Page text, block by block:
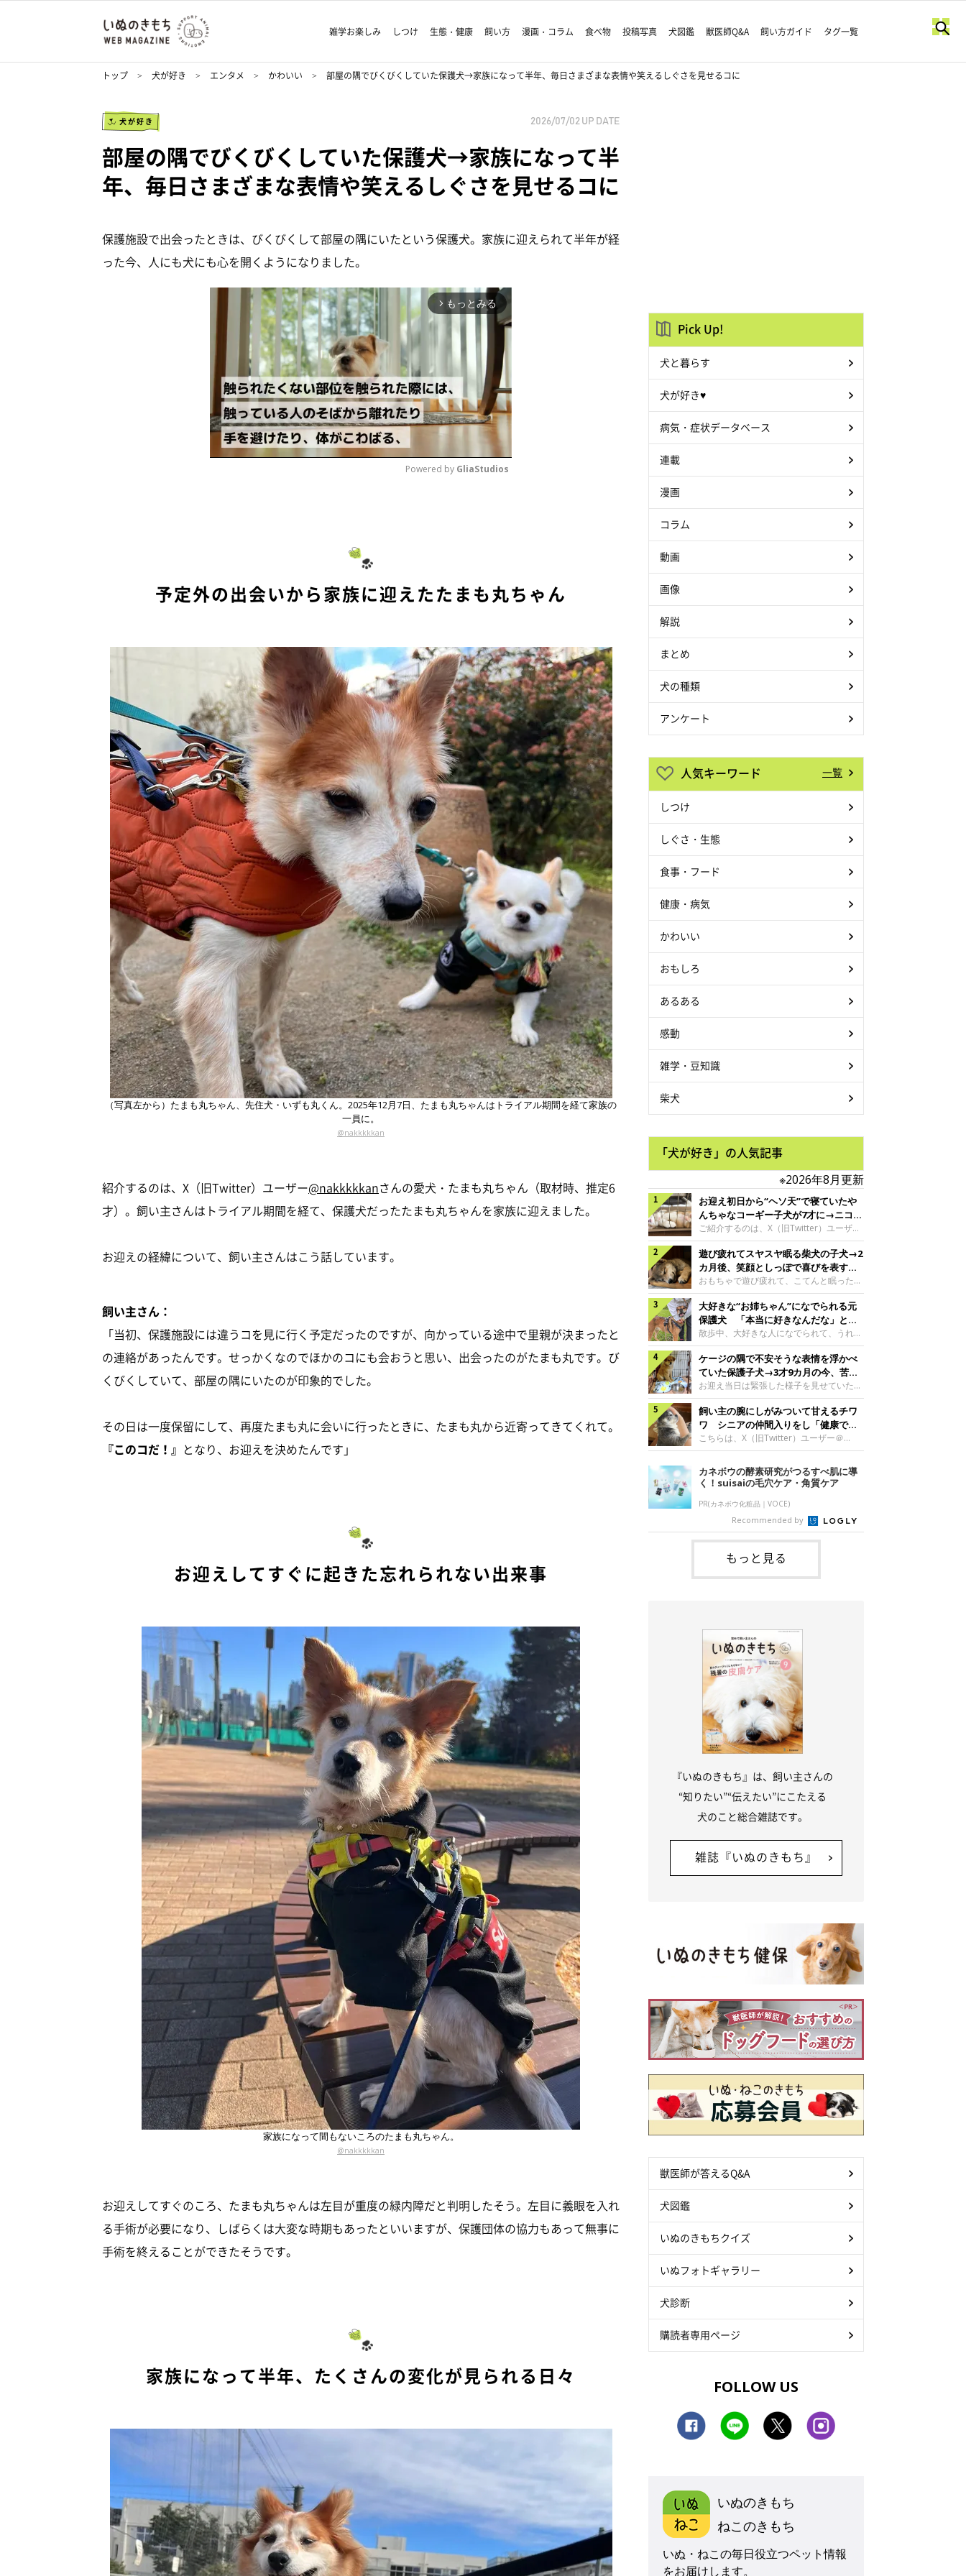
雑学お楽しみ しつけ 生態・健康 飼い方 漫画・コラム 食べ物 投稿写真 犬図鑑 獣医師Q&A 飼い方ガイド タグ一覧
トップ 犬が好き エンタメ かわいい 部屋の隅でびくびくしていた保護犬→家族になって半年、毎日さまざまな表情や笑えるしぐさを見せるコに
犬が好き 2026/07/02 UP DATE
部屋の隅でびくびくしていた保護犬→家族になって半
年、毎日さまざまな表情や笑えるしぐさを見せるコに
保護施設で出会ったときは、びくびくして部屋の隅にいたという保護犬。家族に迎えられて半年が経
った今、人にも犬にも心を開くようになりました。
arrow_forward_ios もっとみる
Powered by GliaStudios
予定外の出会いから家族に迎えたたまも丸ちゃん
（写真左から）たまも丸ちゃん、先住犬・いずも丸くん。2025年12月7日、たまも丸ちゃんはトライアル期間を経て家族の
一員に。
@nakkkkkan
紹介するのは、X（旧Twitter）ユーザー@nakkkkkanさんの愛犬・たまも丸ちゃん（取材時、推定6
才）。飼い主さんはトライアル期間を経て、保護犬だったたまも丸ちゃんを家族に迎えました。
お迎えの経緯について、飼い主さんはこう話しています。
飼い主さん：
「当初、保護施設には違うコを見に行く予定だったのですが、向かっている途中で里親が決まったと
の連絡があったんです。せっかくなのでほかのコにも会おうと思い、出会ったのがたまも丸です。び
くびくしていて、部屋の隅にいたのが印象的でした。
その日は一度保留にして、再度たまも丸に会いに行ったときに、たまも丸から近寄ってきてくれて。
『このコだ！』 となり、お迎えを決めたんです」
お迎えしてすぐに起きた忘れられない出来事
家族になって間もないころのたまも丸ちゃん。
@nakkkkkan
お迎えしてすぐのころ、たまも丸ちゃんは左目が重度の緑内障だと判明したそう。左目に義眼を入れ
る手術が必要になり、しばらくは大変な時期もあったといいますが、保護団体の協力もあって無事に
手術を終えることができたそうです。
家族になって半年、たくさんの変化が見られる日々
Pick Up!
犬と暮らす
犬が好き♥
病気・症状データベース
連載
漫画
コラム
動画
画像
解説
まとめ
犬の種類
アンケート
人気キーワード 一覧
しつけ
しぐさ・生態
食事・フード
健康・病気
かわいい
おもしろ
あるある
感動
雑学・豆知識
柴犬
「犬が好き」の人気記事
※2026年8月更新
お迎え初日から“ヘソ天”で寝ていたや
んちゃなコーギー子犬が7才に→ニコニ
コ“コーギースマイル”が魅力のコに成
長！
ご紹介するのは、X（旧Twitter）ユーザー
＠Kus1oKg2vsgdWS2さんの愛犬でウェル
シュ・コーギー・ペンブロークの神楽ちゃ
ん。今年の8月で7才になるという神楽ちゃ
んですが、いったいどんな子犬時代を過ご
したのでしょうか。今回は、神楽ちゃんの
成長を飼い主さんと振り返ります！神楽ち
ゃんの成長について聞いた！お迎えから数
日後の神楽ちゃん（撮影時生後2カ月）＠
Kus1oKg2vsgdWS2――お迎え当初の神楽
ちゃんの様子について教えてください。飼
い主さん： 「お迎え当日から“ヘソ天”で寝
るようなコでし
遊び疲れてスヤスヤ眠る柴犬の子犬→2
カ月後、笑顔としっぽで喜びを表すコ
に成長！
おもちゃで遊び疲れて、こてんと眠った子
犬。あれから2カ月、表情や行動にさまざ
まな変化が見られるようになりました。遊
び疲れて眠る生後2カ月のなっちゃん遊び
疲れた様子のなっちゃん。@Pkndg_紹介
するのは、X（旧Twitter）ユーザー
@Pkndg_さんの愛犬・なっちゃん（取材
時、生後4カ月／柴犬）。こちらの写真
は、なっちゃんが生後2カ月のころに撮影
された一枚です。この日、なっちゃんは家
族と一緒におもちゃで遊んでいました。た
くさん遊んで疲れたのか、その後は眠り始
めたそうです。眠るなっちゃん。
@Pkndg_
大好きな“お姉ちゃん”になでられる元
保護犬 「本当に好きなんだな」と感
じる表情にほっこり
散歩中、大好きな人になでられて、うれし
そうな表情を見せる元保護犬。甘えるよう
な姿に、見ているこちらまでほっこりしま
す。大好きな“お姉ちゃん”に甘える小次郎
くん妹さんになでてもらい、うれしそうな
表情を見せる小次郎くん（2026年6月撮
影）。@mika_Jimmy紹介するのは、X（旧
Twitter）ユーザー@mika_Jimmyさんの愛
犬・小次郎くん（撮影時5才）。こちら
は、飼い主さんの妹さんと一緒に散歩をし
日、飼い主さんは実家から自宅へ帰る途
中、妹さんと公園で待ち合わせ
ケージの隅で不安そうな表情を浮かべ
ていた保護子犬→3才9カ月の今、苦手
を克服し頼もしいコに成長！
お迎え当日は緊張した様子を見せていた元
野犬の保護子犬。あれから約3年半、苦手
だったことを一つひとつ克服し、家族に寄
り添う姿を見せています。お迎え当日、ケ
ージの隅で不安そうにお迎え当日のシルビ
アちゃん。@nemonemotos今回紹介する
のは、X（旧Twitter）ユーザー
@nemonemotosさんの愛犬・シルビアち
ゃん（撮影当時、生後推定2カ月）。飼い
主さんが「#最初に撮った一枚」として投
稿した写真には、ケージの隅で不安そうな
表情を浮かべるシルビアちゃんの姿が写っ
ていました。こちらは、保護犬だったシル
飼い主の腕にしがみついて甘えるチワ
ワ シニアの仲間入りをし「健康で穏
やかな暮らしが続いてほしい」と願う
こちらは、X（旧Twitter）ユーザー＠
kotubusuke617さんが投稿した写真。写
っているのは、愛犬でチワワのつぶしゃん
（本名：こつぶちゃん）です。飼い主さん
の腕にしがみつくつぶしゃん（撮影時6
才）＠kotubusuke617撮影当時の状況に
ついて伺うと、飼い主さんはこう教えてく
れました。飼い主さん： 「ある休日のこ
とです。私がソファに座った途端にひざの
上にのってきたので、そのままなでながら
テレビを見ていたのですが、微動だにしな
いので気になって見てみると、腕にしがみ
カネボウの酵素研究がつるすべ肌に導
く！suisaiの毛穴ケア・角質ケア
PR(カネボウ化粧品｜VOCE)
Recommended by
もっと見る
『いぬのきもち』は、飼い主さんの
“知りたい”“伝えたい”にこたえる
犬のこと総合雑誌です。
雑誌『いぬのきもち』
獣医師が答えるQ&A
犬図鑑
いぬのきもちクイズ
いぬフォトギャラリー
犬診断
購読者専用ページ
FOLLOW US
いぬのきもち
ねこのきもち
いぬ・ねこの毎日役立つペット情報
をお届けします。